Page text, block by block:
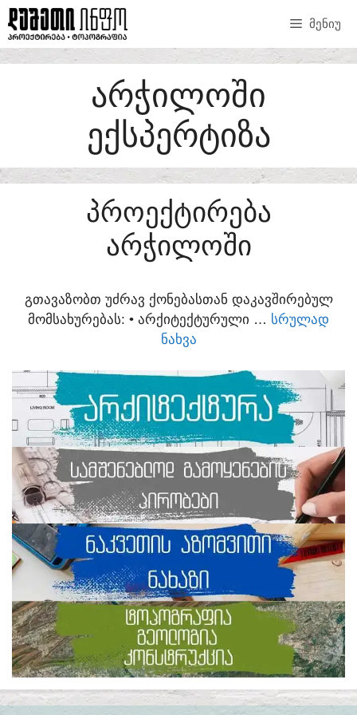
SKIP
TO
CONTENT
ᲛᲔᲜᲘᲣ
ᲐᲠᲭᲘᲚᲝᲨᲘ
ᲔᲥᲡᲞᲔᲠᲢᲘᲖᲐ
ᲞᲠᲝᲔᲥᲢᲘᲠᲔᲑᲐ
ᲐᲠᲭᲘᲚᲝᲨᲘ
ᲒᲗᲐᲕᲐᲖᲝᲑᲗ ᲣᲫᲠᲐᲕ ᲥᲝᲜᲔᲑᲐᲡᲗᲐᲜ ᲓᲐᲙᲐᲕᲨᲘᲠᲔᲑᲣᲚ
ᲛᲝᲛᲡᲐᲮᲣᲠᲔᲑᲐᲡ:​ • ᲐᲠᲥᲘᲢᲔᲥᲢᲣᲠᲣᲚᲘ … ᲡᲠᲣᲚᲐᲓ
ᲜᲐᲮᲕᲐ